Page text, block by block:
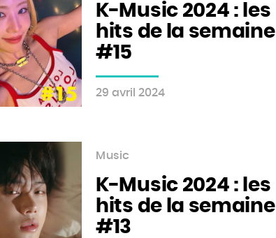
K-Music 2024 : les
hits de la semaine
#15
29 avril 2024
Music
K-Music 2024 : les
hits de la semaine
#13